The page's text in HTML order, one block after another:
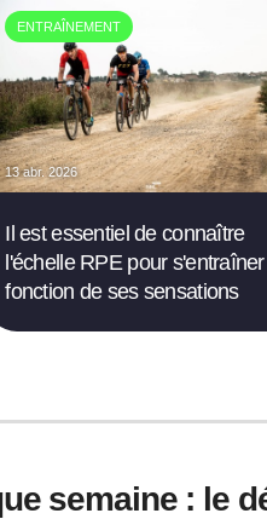
ENTRAÎNEMENT
13 abr. 2026
Il est essentiel de connaître
l'échelle RPE pour
fonction de ses sensations
semaine : le